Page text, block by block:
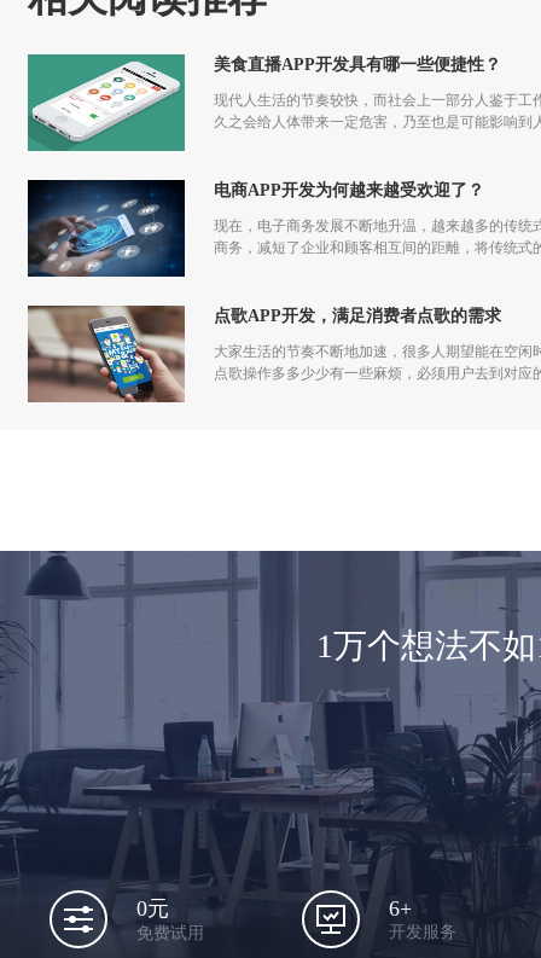
美食直播APP开发具有哪一些便捷性？
现代人生活的节奏较快，而社会上一部分人鉴于
久之会给人体带来一定危害，乃至也是可能影响
电商APP开发为何越来越受欢迎了？
现在，电子商务发展不断地升温，越来越多的传
商务，减短了企业和顾客相互间的距離，将传统
点歌APP开发，满足消费者点歌的需求
大家生活的节奏不断地加速，很多人期望能在空
点歌操作多多少少有一些麻烦，必须用户去到对
1万个想法不
0元
免费试用
6+
开发服务